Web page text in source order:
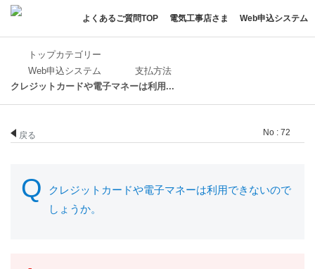
よくあるご質問TOP 電気工事店さま Web申込システム
トップカテゴリー
Web申込システム
支払方法
クレジットカードや電子マネーは利用...
戻る No : 72
クレジットカードや電子マネーは利用できないので
しょうか。